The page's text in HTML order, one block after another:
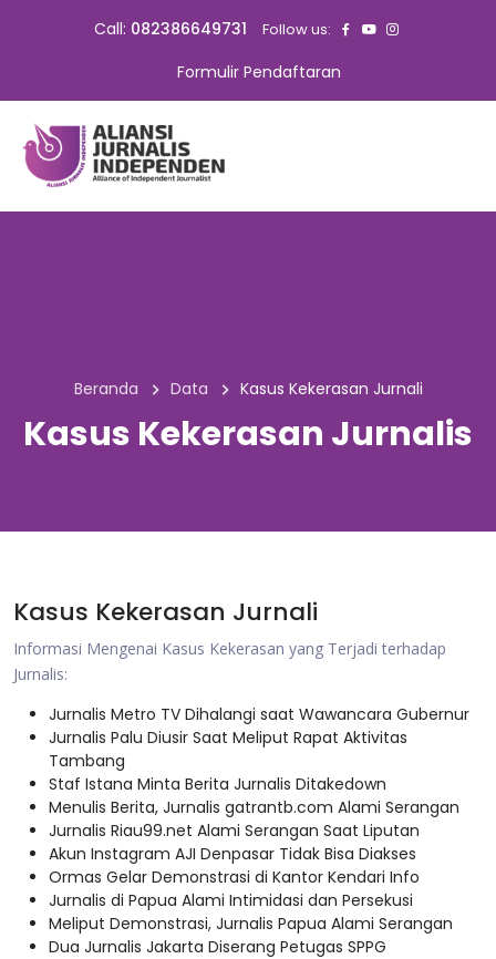
Call: 082386649731 Follow us:
Formulir Pendaftaran
Beranda Data Kasus Kekerasan Jurnali
Kasus Kekerasan Jurnalis
Kasus Kekerasan Jurnali
Informasi Mengenai Kasus Kekerasan yang Terjadi terhadap
Jurnalis:
Jurnalis Metro TV Dihalangi saat Wawancara Gubernur
Jurnalis Palu Diusir Saat Meliput Rapat Aktivitas
Tambang
Staf Istana Minta Berita Jurnalis Ditakedown
Menulis Berita, Jurnalis gatrantb.com Alami Serangan
Jurnalis Riau99.net Alami Serangan Saat Liputan
Akun Instagram AJI Denpasar Tidak Bisa Diakses
Ormas Gelar Demonstrasi di Kantor Kendari Info
Jurnalis di Papua Alami Intimidasi dan Persekusi
Meliput Demonstrasi, Jurnalis Papua Alami Serangan
Dua Jurnalis Jakarta Diserang Petugas SPPG